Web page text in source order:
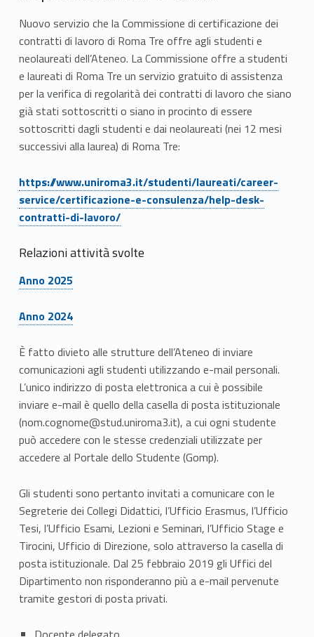
Nuovo servizio che la Commissione di certificazione dei
contratti di lavoro di Roma Tre offre agli studenti e
neolaureati dell’Ateneo. La Commissione offre a studenti
e laureati di Roma Tre un servizio gratuito di assistenza
per la verifica di regolarità dei contratti di lavoro che siano
già stati sottoscritti o siano in procinto di essere
sottoscritti dagli studenti e dai neolaureati (nei 12 mesi
successivi alla laurea) di Roma Tre:
Link identifier #identifier__110099-10
https://www.uniroma3.it/studenti/laureati/career-
service/certificazione-e-consulenza/help-desk-
contratti-di-lavoro/
Relazioni attività svolte
Link identifier #identifier__38408-11
Anno 2025
Link identifier #identifier__102183-12
Anno 2024
È fatto divieto alle strutture dell’Ateneo di inviare
comunicazioni agli studenti utilizzando e-mail personali.
L’unico indirizzo di posta elettronica a cui è possibile
inviare e-mail è quello della casella di posta istituzionale
(nom.cognome@stud.uniroma3.it), a cui ogni studente
può accedere con le stesse credenziali utilizzate per
accedere al Portale dello Studente (Gomp).
Gli studenti sono pertanto invitati a comunicare con le
Segreterie dei Collegi Didattici, l’Ufficio Erasmus, l’Ufficio
Tesi, l’Ufficio Esami, Lezioni e Seminari, l’Ufficio Stage e
Tirocini, Ufficio di Direzione, solo attraverso la casella di
posta istituzionale. Dal 25 febbraio 2019 gli Uffici del
Dipartimento non risponderanno più a e-mail pervenute
tramite gestori di posta privati.